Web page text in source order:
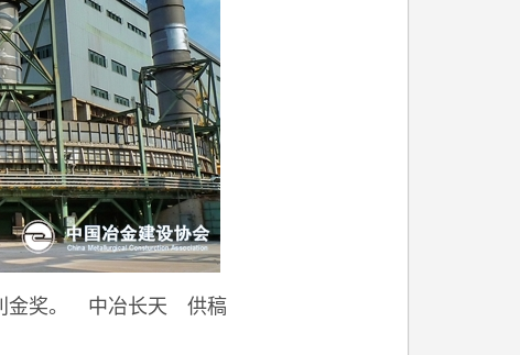
金奖。 中冶长天 供稿